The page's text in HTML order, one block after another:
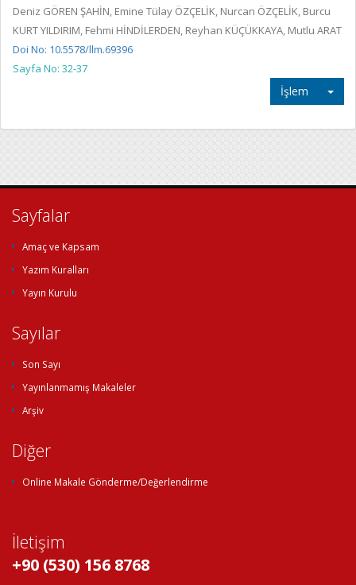
Deniz GÖREN ŞAHİN, Emine Tülay ÖZÇELİK, Nurcan ÖZÇELİK, Burcu
KURT YILDIRIM, Fehmi HİNDİLERDEN, Reyhan KÜÇÜKKAYA, Mutlu ARAT
Doi No: 10.5578/llm.69396
Sayfa No: 32-37
İşlem
Sayfalar
Amaç ve Kapsam
Yazım Kuralları
Yayın Kurulu
Sayılar
Son Sayı
Yayınlanmamış Makaleler
Arşiv
Diğer
Online Makale Gönderme/Değerlendirme
İletişim
+90 (530) 156 8768